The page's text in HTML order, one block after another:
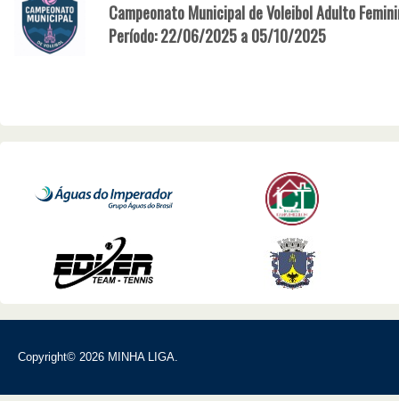
Campeonato Municipal de Voleibol Adulto
Período: 22/06/2025 a 05/10/2025
Copyright© 2026 MINHA LIGA.